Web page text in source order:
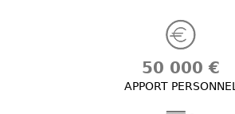
50 000 €
APPORT PERSONNEL